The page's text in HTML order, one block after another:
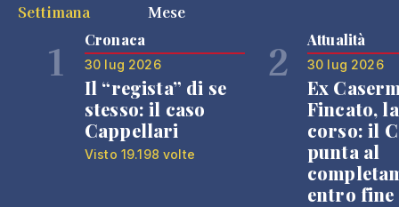
Settimana
Mese
1 Cronaca
30 lug 2026
Il “regista” di se
stesso: il caso
Cappellari
Visto 19.198 volte
2 Attualità
30 lug 2026
Ex
Fincato,
corso: il
punta al
entro fine